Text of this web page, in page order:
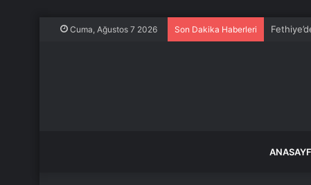
Cuma, Ağustos 7 2026 Son Dakika Haberleri